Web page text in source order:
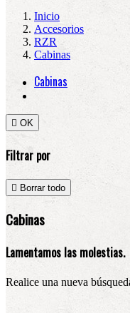
Inicio
Accesorios
RZR
Cabinas
Cabinas
 OK
Filtrar por
 Borrar todo
Cabinas
Lamentamos las molestias.
Realice una nueva